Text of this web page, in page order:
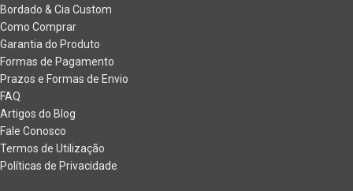
Bordado & Cia Custom
Como Comprar
Garantia do Produto
Formas de Pagamento
Prazos e Formas de Envio
FAQ
Artigos do Blog
Fale Conosco
Termos de Utilização
Políticas de Privacidade